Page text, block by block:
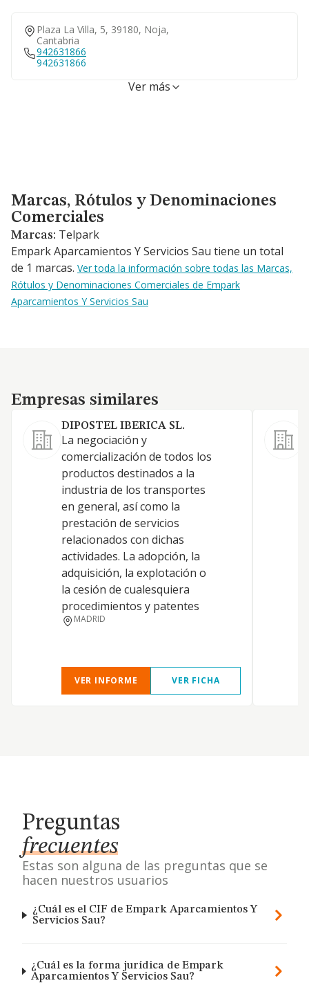
Plaza La Villa, 5, 39180, Noja,
Cantabria
942631866
942631866
Ver más
Marcas, Rótulos y Denominaciones Comerciales
Marcas, Rótulos y Denominaciones
Comerciales
Marcas: Telpark
Empark Aparcamientos Y Servicios Sau tiene un total
de 1 marcas. Ver toda la información sobre todas las Marcas,
Rótulos y Denominaciones Comerciales de Empark
Aparcamientos Y Servicios Sau
Empresas similares
Empresas similares
DIPOSTEL IBERICA SL.
La negociación y
comercialización de todos los
productos destinados a la
industria de los transportes
en general, así como la
prestación de servicios
relacionados con dichas
actividades. La adopción, la
adquisición, la explotación o
la cesión de cualesquiera
procedimientos y patentes
MADRID
VER INFORME VER FICHA
Preguntas
frecuentes
Estas son alguna de las preguntas que se
hacen nuestros usuarios
¿Cuál es el CIF de Empark Aparcamientos Y
Servicios Sau?
¿Cuál es la forma jurídica de Empark
Aparcamientos Y Servicios Sau?